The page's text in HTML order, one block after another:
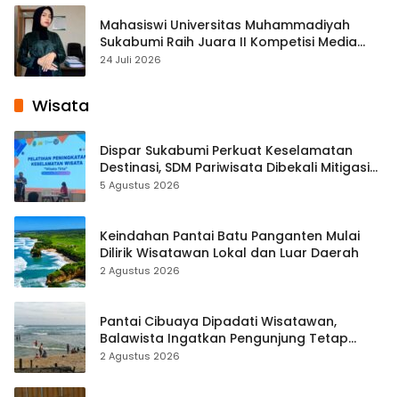
Mahasiswi Universitas Muhammadiyah
Sukabumi Raih Juara II Kompetisi Media
Pembelajaran Digital Tingkat Internasional
24 Juli 2026
Wisata
Dispar Sukabumi Perkuat Keselamatan
Destinasi, SDM Pariwisata Dibekali Mitigasi
hingga Teknik Evakuasi
5 Agustus 2026
Keindahan Pantai Batu Panganten Mulai
Dilirik Wisatawan Lokal dan Luar Daerah
2 Agustus 2026
Pantai Cibuaya Dipadati Wisatawan,
Balawista Ingatkan Pengunjung Tetap
Waspada
2 Agustus 2026